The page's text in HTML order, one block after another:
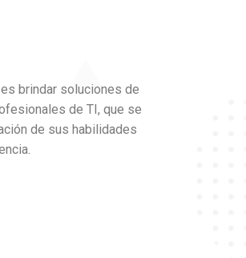
brindar soluciones de
de TI, que se
de sus habilidades